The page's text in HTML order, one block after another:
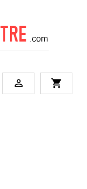
 shopping_cart